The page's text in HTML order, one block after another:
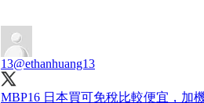
13@ethanhuang13
MBP16 日本買可免稅比較便宜，加